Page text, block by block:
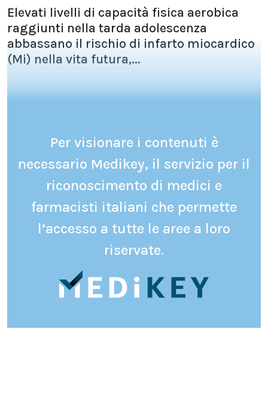
Elevati livelli di capacità fisica aerobica
raggiunti nella tarda adolescenza
abbassano il rischio di infarto miocardico
(Mi) nella vita futura,...
Per visionare i contenuti è
necessario Medikey, il servizio per il
riconoscimento di medici e
farmacisti italiani che permette
l’accesso a tutte le aree a loro
riservate.